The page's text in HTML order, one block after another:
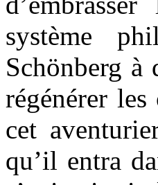
système
Schönberg à
régénérer
cet
qu’il entra